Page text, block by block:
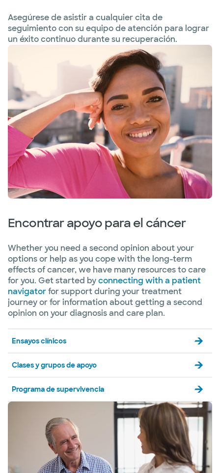
Asegúrese de asistir a cualquier cita de
seguimiento con su equipo de atención para lograr
un éxito continuo durante su recuperación.
Encontrar apoyo para el cáncer
Whether you need a second opinion about your
options or help as you cope with the long-term
effects of cancer, we have many resources to care
for you. Get started byconnecting with a patient
navigatorfor support during your treatment
journey or for information about getting a second
opinion on your diagnosis and care plan.
Ensayos clínicos
Clases y grupos de apoyo
Programa de supervivencia